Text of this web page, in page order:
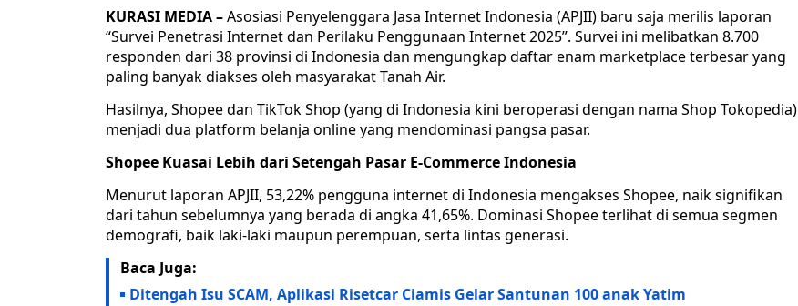
KURASI MEDIA –Asosiasi Penyelenggara Jasa Internet Indonesia (APJII) baru saja merilis laporan
“Survei Penetrasi Internet dan Perilaku Penggunaan Internet 2025”. Survei ini melibatkan 8.700
responden dari 38 provinsi di Indonesia dan mengungkap daftar enam marketplace terbesar yang
paling banyak diakses oleh masyarakat Tanah Air.
Hasilnya, Shopee dan TikTok Shop (yang di Indonesia kini beroperasi dengan nama Shop Tokopedia)
menjadi dua platform belanja online yang mendominasi pangsa pasar.
Shopee Kuasai Lebih dari Setengah Pasar E-Commerce Indonesia
Menurut laporan APJII, 53,22% pengguna internet di Indonesia mengakses Shopee, naik signifikan
dari tahun sebelumnya yang berada di angka 41,65%. Dominasi Shopee terlihat di semua segmen
demografi, baik laki-laki maupun perempuan, serta lintas generasi.
Baca Juga:
Ditengah Isu SCAM, Aplikasi Risetcar Ciamis Gelar Santunan 100 anak Yatim